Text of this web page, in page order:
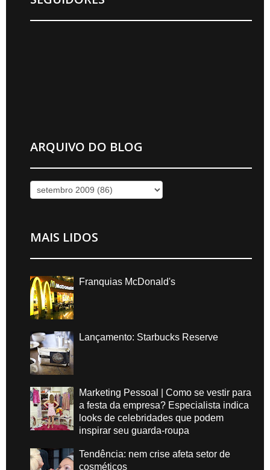
ARQUIVO DO BLOG
MAIS LIDOS
Franquias McDonald's
Lançamento: Starbucks Reserve
Marketing Pessoal | Como se vestir para
a festa da empresa? Especialista indica
looks de celebridades que podem
inspirar seu guarda-roupa
Tendência: nem crise afeta setor de
cosméticos